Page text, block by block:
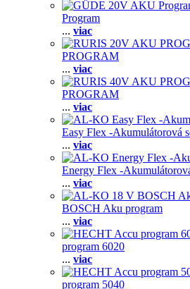
Program
... viac
PROGRAM
... viac
PROGRAM
... viac
Easy Flex -Akumulátorová
... viac
Energy Flex -
... viac
BOSCH Aku program
... viac
program 6020
... viac
program 5040